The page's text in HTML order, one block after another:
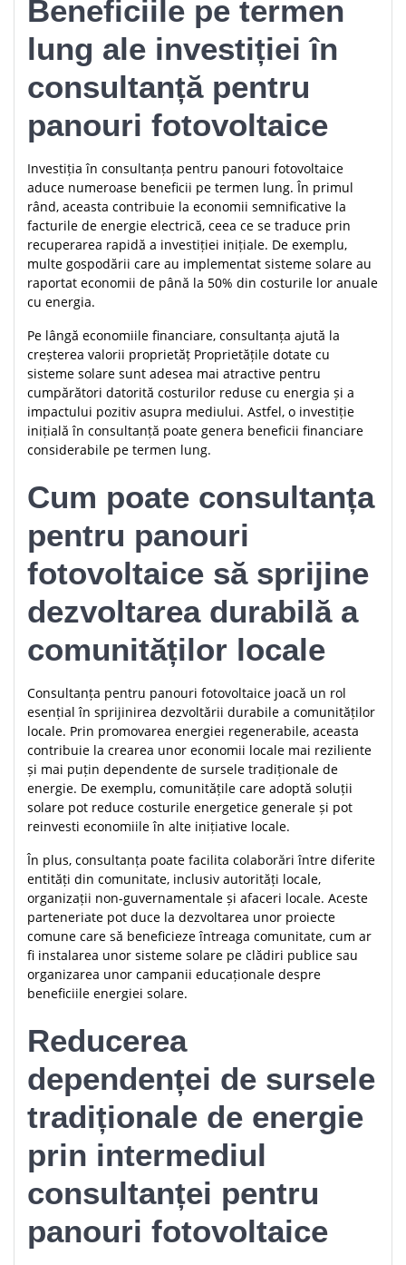
Beneficiile pe termen
lung ale investiției în
consultanță pentru
panouri fotovoltaice
Investiția în consultanța pentru panouri fotovoltaice
aduce numeroase beneficii pe termen lung. În primul
rând, aceasta contribuie la economii semnificative la
facturile de energie electrică, ceea ce se traduce prin
recuperarea rapidă a investiției inițiale. De exemplu,
multe gospodării care au implementat sisteme solare au
raportat economii de până la 50% din costurile lor anuale
cu energia.
Pe lângă economiile financiare, consultanța ajută la
creșterea valorii proprietăț Proprietățile dotate cu
sisteme solare sunt adesea mai atractive pentru
cumpărători datorită costurilor reduse cu energia și a
impactului pozitiv asupra mediului. Astfel, o investiție
inițială în consultanță poate genera beneficii financiare
considerabile pe termen lung.
Cum poate consultanța
pentru panouri
fotovoltaice să sprijine
dezvoltarea durabilă a
comunităților locale
Consultanța pentru panouri fotovoltaice joacă un rol
esențial în sprijinirea dezvoltării durabile a comunităților
locale. Prin promovarea energiei regenerabile, aceasta
contribuie la crearea unor economii locale mai reziliente
și mai puțin dependente de sursele tradiționale de
energie. De exemplu, comunitățile care adoptă soluții
solare pot reduce costurile energetice generale și pot
reinvesti economiile în alte inițiative locale.
În plus, consultanța poate facilita colaborări între diferite
entități din comunitate, inclusiv autorități locale,
organizații non-guvernamentale și afaceri locale. Aceste
parteneriate pot duce la dezvoltarea unor proiecte
comune care să beneficieze întreaga comunitate, cum ar
fi instalarea unor sisteme solare pe clădiri publice sau
organizarea unor campanii educaționale despre
beneficiile energiei solare.
Reducerea
dependenței de sursele
tradiționale de energie
prin intermediul
consultanței pentru
panouri fotovoltaice